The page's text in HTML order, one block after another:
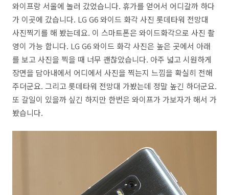
와이프랑 서울에 놀러 갔었습니다. 휴가를 얻어서 어디갈까 하다
가 이곳에 갔습니다. LG G6 와이드 화각 사진 롯데타워 전망대
사진찍기를 해 봤는데요. 이 스마트폰은 와이드화각으로 사진 촬
영이 가능 합니다. LG G6 와이드 화각 사진은 높은 곳에서 아래
를 보고 사진을 찍을 때 너무 괜찮았습니다. 아주 넓고 시원하게
장면을 담아내에서 어디에서 사진을 찍는지 느낌을 확실히 전해
주더군요. 그리고 롯데타워 전망대 가봤는데 정말 높긴 하더군요.
또 갈일이 있을까 싶긴 하지만 한번은 와이프가 가보자가 해서 가
봤습니다.